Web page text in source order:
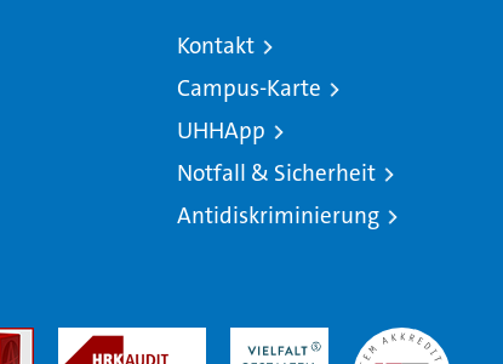
Kontakt
Campus-Karte
UHHApp
Notfall & Sicherheit
Antidiskriminierung